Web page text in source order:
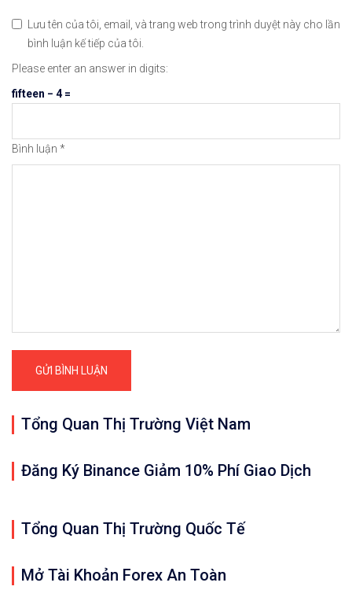
Lưu tên của tôi, email, và trang web trong trình duyệt này cho lần
bình luận kế tiếp của tôi.
Please enter an answer in digits:
fifteen − 4 =
Bình luận *
Tổng Quan Thị Trường Việt Nam
Đăng Ký Binance Giảm 10% Phí Giao Dịch
Tổng Quan Thị Trường Quốc Tế
Mở Tài Khoản Forex An Toàn